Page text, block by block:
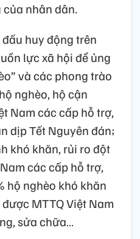
nhân dân.
huy động trên
lực xã hội để ủng
và các phong trào
nghèo, hộ cận
Nam các cấp hỗ trợ,
dịp Tết Nguyên đán;
khó khăn, rủi ro đột
các cấp hỗ trợ,
hộ nghèo khó khăn
MTTQ Việt Nam
sửa chữa…